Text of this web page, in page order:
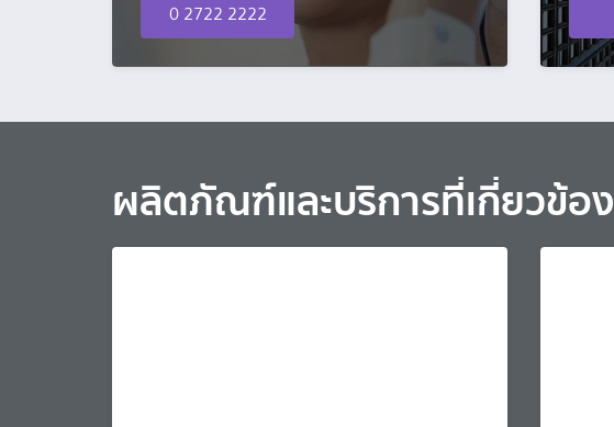
0 2722 2222
ผลิตภัณฑ์และบริการที่เกี่ยวข้อง